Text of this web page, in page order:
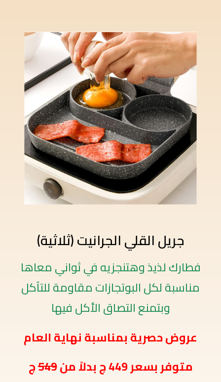
جريل القلي الجرانيت (ثلاثية)
فطارك لذيذ وهتنجزيه في ثواني معاها
مناسبة لكل البوتجازات مقاومة للتآكل
وبتمنع التصاق الأكل فيها
عروض حصرية بمناسبة نهاية العام
متوفر بسعر 449 ج بدلاً من
549ج